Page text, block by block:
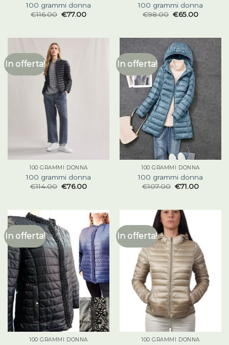
100 grammi donna
€116.00 €77.00
100 grammi donna
€98.00 €65.00
In offerta!
100 GRAMMI DONNA
100 grammi donna
€114.00 €76.00
In offerta!
100 GRAMMI DONNA
100 grammi donna
€107.00 €71.00
In offerta!
100 GRAMMI DONNA
In offerta!
100 GRAMMI DONNA